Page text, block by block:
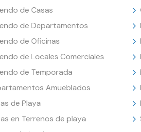
de Casas
de Departamentos
de Oficinas
de Locales Comerciales
de Temporada
Amueblados
de Playa
en Terrenos de playa